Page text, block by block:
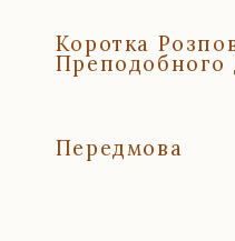
Коротка
Преподобного
Передмова